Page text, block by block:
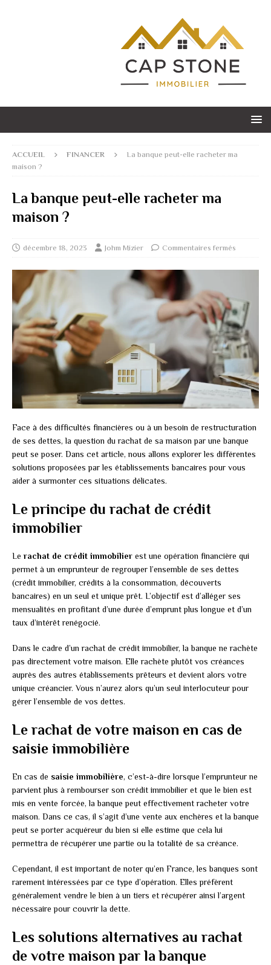
ACCUEIL FINANCER
La banque peut-elle racheter ma
maison ?
La banque peut-elle racheter ma
maison ?
décembre 18, 2023 Johm Mizier Commentaires fermés
Face à des difficultés financières ou à un besoin de restructuration
de ses dettes, la question du rachat de sa maison par une banque
peut se poser. Dans cet article, nous allons explorer les différentes
solutions proposées par les établissements bancaires pour vous
aider à surmonter ces situations délicates.
Le principe du rachat de crédit
immobilier
Le rachat de crédit immobilier est une opération financière qui
permet à un emprunteur de regrouper l’ensemble de ses dettes
(crédit immobilier, crédits à la consommation, découverts
bancaires) en un seul et unique prêt. L’objectif est d’alléger ses
mensualités en profitant d’une durée d’emprunt plus longue et d’un
taux d’intérêt renégocié.
Dans le cadre d’un rachat de crédit immobilier, la banque ne rachète
pas directement votre maison. Elle rachète plutôt vos créances
auprès des autres établissements prêteurs et devient alors votre
unique créancier. Vous n’aurez alors qu’un seul interlocuteur pour
gérer l’ensemble de vos dettes.
Le rachat de votre maison en cas de
saisie immobilière
En cas de saisie immobilière, c’est-à-dire lorsque l’emprunteur ne
parvient plus à rembourser son crédit immobilier et que le bien est
mis en vente forcée, la banque peut effectivement racheter votre
maison. Dans ce cas, il s’agit d’une vente aux enchères et la banque
peut se porter acquéreur du bien si elle estime que cela lui
permettra de récupérer une partie ou la totalité de sa créance.
Cependant, il est important de noter qu’en France, les banques sont
rarement intéressées par ce type d’opération. Elles préfèrent
généralement vendre le bien à un tiers et récupérer ainsi l’argent
nécessaire pour couvrir la dette.
Les solutions alternatives au rachat
de votre maison par la banque